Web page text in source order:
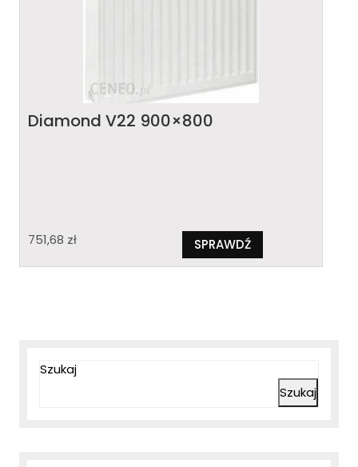
Diamond V22 900×800
751,68 zł SPRAWDŹ
Szukaj
Szukaj